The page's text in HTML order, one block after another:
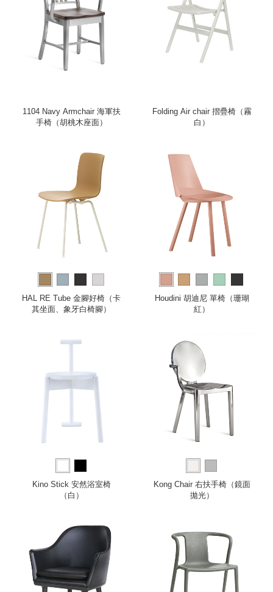
1104 Navy Armchair 海軍扶
手椅（胡桃木座面）
Folding Air chair 摺疊椅（霧
白）
HAL RE Tube 金腳好椅（卡
其坐面、象牙白椅腳）
Houdini 胡迪尼 單椅（珊瑚
紅）
Kino Stick 安然浴室椅
（白）
Kong Chair 右扶手椅（鏡面
拋光）